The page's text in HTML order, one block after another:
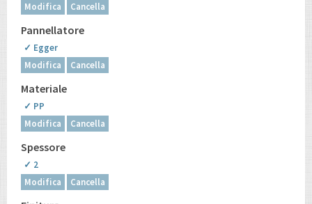
Modifica
Cancella
Pannellatore
✓ Egger
Modifica
Cancella
Materiale
✓ PP
Modifica
Cancella
Spessore
✓ 2
Modifica
Cancella